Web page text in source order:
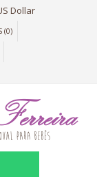
Dollar
(0)